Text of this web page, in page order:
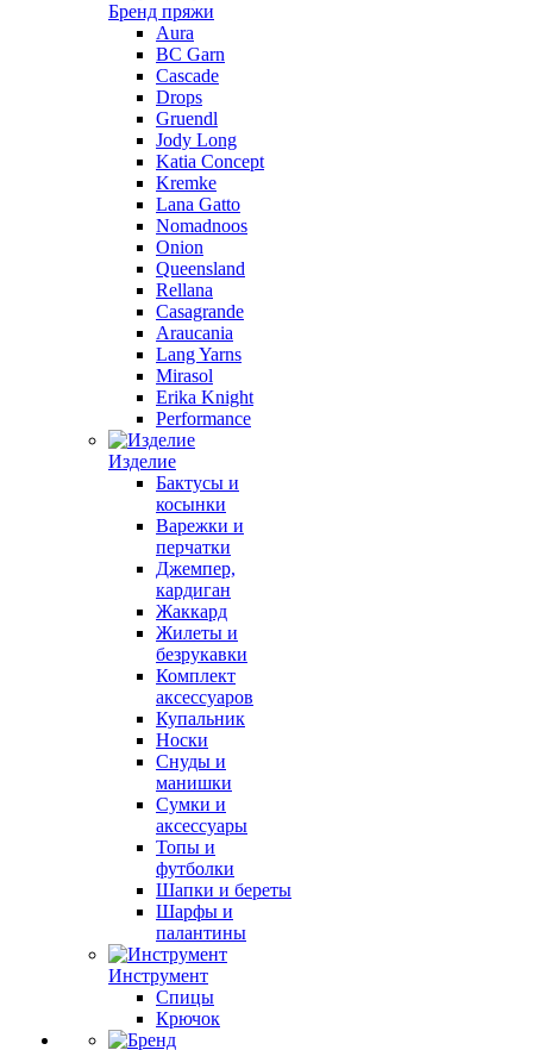
Бренд пряжи
Aura
BC Garn
Cascade
Drops
Gruendl
Jody Long
Katia Concept
Kremke
Lana Gatto
Nomadnoos
Onion
Queensland
Rellana
Casagrande
Araucania
Lang Yarns
Mirasol
Erika Knight
Performance
Изделие
Бактусы и
косынки
Варежки и
перчатки
Джемпер,
кардиган
Жаккард
Жилеты и
безрукавки
Комплект
аксессуаров
Купальник
Носки
Снуды и
манишки
Сумки и
аксессуары
Топы и
футболки
Шапки и береты
Шарфы и
палантины
Инструмент
Спицы
Крючок